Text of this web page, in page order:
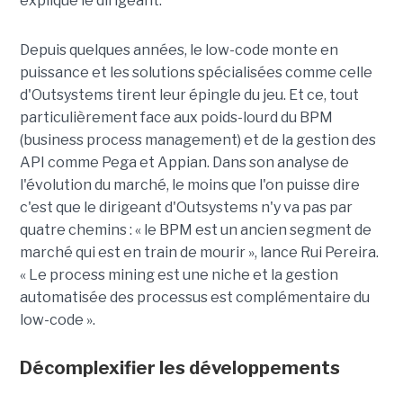
Depuis quelques années, le low-code monte en
puissance et les solutions spécialisées comme celle
d'Outsystems tirent leur épingle du jeu. Et ce, tout
particulièrement face aux poids-lourd du BPM
(business process management) et de la gestion des
API comme Pega et Appian. Dans son analyse de
l'évolution du marché, le moins que l'on puisse dire
c'est que le dirigeant d'Outsystems n'y va pas par
quatre chemins : « le BPM est un ancien segment de
marché qui est en train de mourir », lance Rui Pereira.
« Le process mining est une niche et la gestion
automatisée des processus est complémentaire du
low-code ».
Décomplexifier les développements